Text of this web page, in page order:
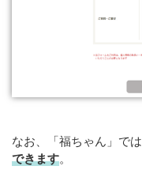
なお、「福ちゃん」では
できます。